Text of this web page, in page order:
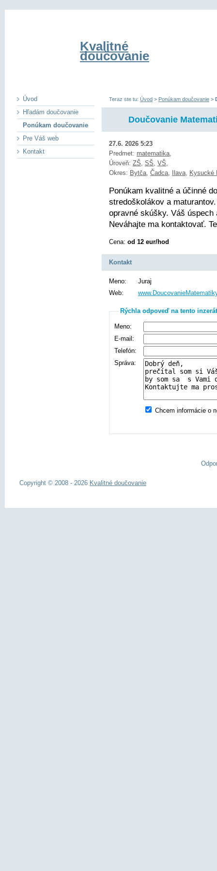
Kvalitné
doučovanie
Teraz ste tu: Úvod > Ponúkam doučovanie >
Doučovanie
27.6. 2026 5:23
Predmet: matematika,
Úroveň: ZŠ, SŠ, VŠ,
Okres: Bytča, Čadca, Ilava, Kysucké
Ponúkam kvalitné a účinné
stredoškolákov a
opravné skúšky. Váš
Neváhajte ma kontaktovať.
Cena: od 12 eur/hod
Kontakt
Meno:
Juraj
Web:
Rýchla odpoveď na tento inzerát
Meno:
E-mail:
Telefón:
Správa:
Chcem informácie o
Úvod
Hľadám doučovanie
Ponúkam doučovanie
Pre Váš web
Kontakt
Copyright © 2008 - 2026 Kvalitné doučovanie